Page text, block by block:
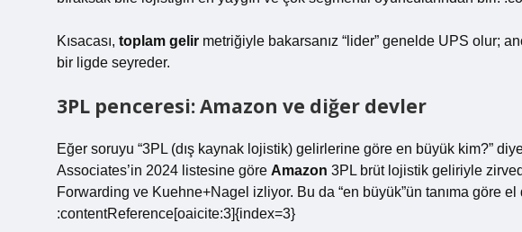
Kısacası, toplam gelir metriğiyle bakarsanız “lider” genelde UPS olur;
bir ligde seyreder.
3PL penceresi: Amazon ve diğer devler
Eğer soruyu “3PL (dış kaynak lojistik) gelirlerine göre en büyük kim?”
Associates’in 2024 listesine göre Amazon 3PL brüt lojistik geliriyle
Forwarding ve Kuehne+Nagel izliyor. Bu da “en büyük”ün tanıma göre
:contentReference[oaicite:3]{index=3}